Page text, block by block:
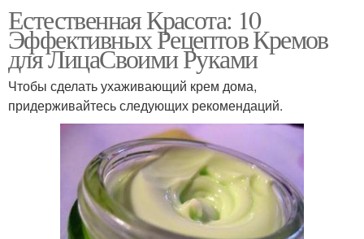
Естественная Красота: 10
Эффективных Рецептов Кремов
для ЛицаСвоими Руками
Чтобы сделать ухаживающий крем дома,
придерживайтесь следующих рекомендаций.